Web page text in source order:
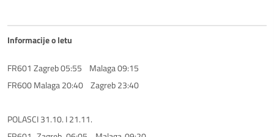
Informacije o letu
FR601 Zagreb 05:55    Malaga 09:15
FR600 Malaga 20:40    Zagreb 23:40
POLASCI 31.10. I 21.11.